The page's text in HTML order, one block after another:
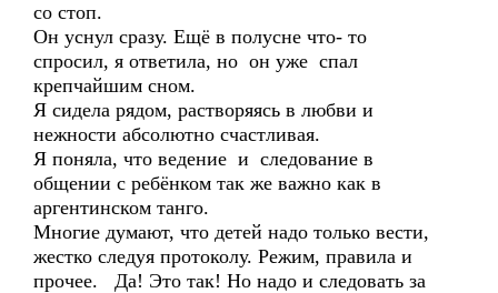
со стоп.
Он уснул сразу. Ещё в полусне что- то
спросил, я ответила, но он уже спал
крепчайшим сном.
Я сидела рядом, растворяясь в любви и
нежности абсолютно счастливая.
Я поняла, что ведение и следование в
общении с ребёнком так же важно как в
аргентинском танго.
Многие думают, что детей надо только вести,
жестко следуя протоколу. Режим, правила и
прочее. Да! Это так! Но надо и следовать за